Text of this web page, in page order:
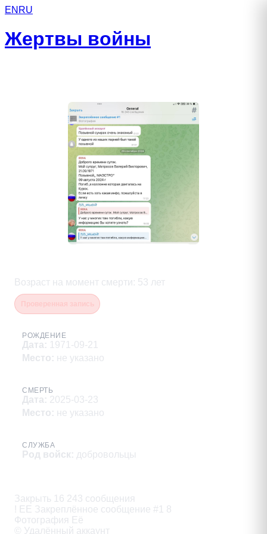
EN RU
Жертвы войны
Возраст на момент смерти : 53 лет
РОЖДЕНИЕ
Дата: 1971-09-21
Место: не указано
СМЕРТЬ
Дата: 2025-03-23
Место: не указано
СЛУЖБА
Род войск: добровольцы
Закрыть 16 243 сообщения
! ЕЕ Закреплённое сообщение #1 8
Фотография Её
© Удалённый аккаунт